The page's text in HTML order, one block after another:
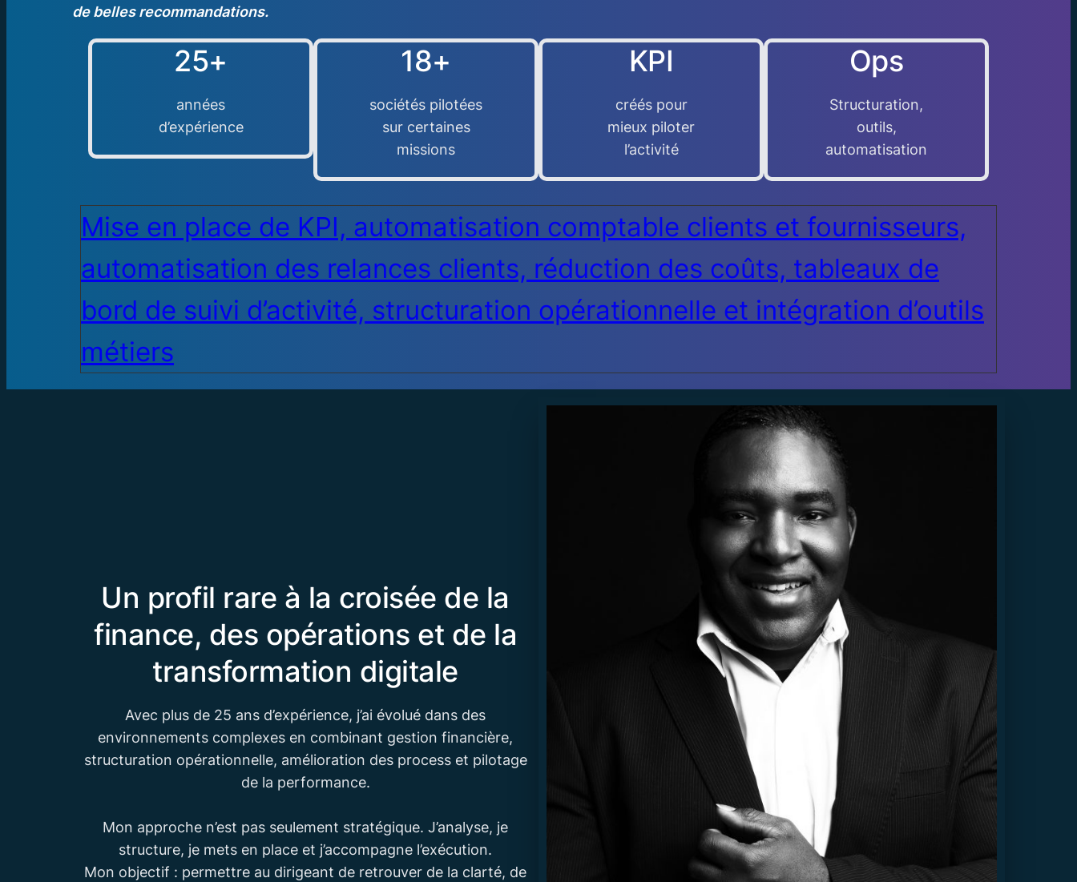
de belles recommandations.
25+
années
d’expérience
18+
sociétés pilotées
sur certaines
missions
KPI
créés pour
mieux piloter
l’activité
Ops
Structuration,
outils,
automatisation
Mise en place de KPI, automatisation comptable clients et fournisseurs,
automatisation des relances clients, réduction des coûts, tableaux de
bord de suivi d’activité, structuration opérationnelle et intégration d’outils
métiers
Un profil rare à la croisée de la
finance, des opérations et de la
transformation digitale
Avec plus de 25 ans d’expérience, j’ai évolué dans des
environnements complexes en combinant gestion financière,
structuration opérationnelle, amélioration des process et pilotage
de la performance.
Mon approche n’est pas seulement stratégique. J’analyse, je
structure, je mets en place et j’accompagne l’exécution.
Mon objectif : permettre au dirigeant de retrouver de la clarté, de